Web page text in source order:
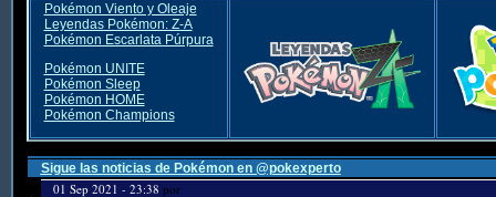
Pokémon Viento y Oleaje
Leyendas Pokémon: Z-A
Pokémon Escarlata Púrpura
Pokémon UNITE
Pokémon Sleep
Pokémon HOME
Pokémon Champions
Sigue las noticias de Pokémon en @pokexperto
01 Sep 2021 - 23:38 por